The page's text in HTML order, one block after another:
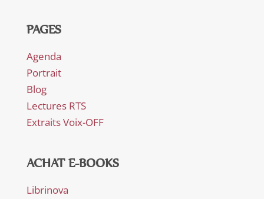
PAGES
Agenda
Portrait
Blog
Lectures RTS
Extraits Voix-OFF
ACHAT E-BOOKS
Librinova